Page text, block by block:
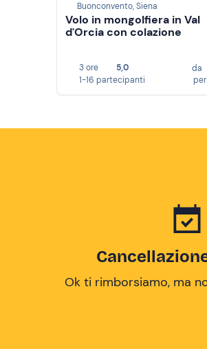
Buonconvento, Siena
Volo in mongolfiera in Val
d'Orcia con colazione
3 ore
5,0
1-16 partecipanti
da
Ok ti rimborsiamo, ma